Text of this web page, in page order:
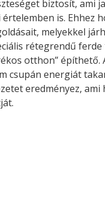
biztosít, ami
is. Ehhez
melyekkel
rétegrendű
otthon” építhető.
csupán energiát
eredményez,